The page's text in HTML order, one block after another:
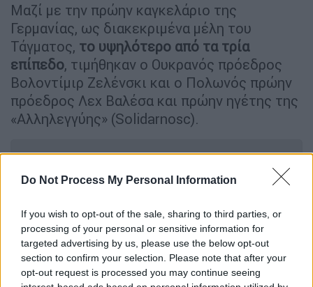
Do Not Process My Personal Information
If you wish to opt-out of the sale, sharing to third parties, or
processing of your personal or sensitive information for
targeted advertising by us, please use the below opt-out
section to confirm your selection. Please note that after your
opt-out request is processed you may continue seeing
Μαζί με την πρώην καγκελάριο της
Γερμανίας, ως διακεκριμένα μέλη του
Τάγματος, το υψηλότερο από τα τρία
επίπεδο, τιμήθηκαν ο Ουκρανός πρόεδρος
Βολοντίμιρ Ζελένσκι και ο Πολωνός πρώην
πρόεδρος Λεχ Βαλέσα και πρώην ηγέτης της
«Αλληλεγγύης» (Solidarnosc).
ΔΙΑΒΑΣΤΕ ΕΠΙΣΗΣ
19.05.2026 18:44
Ο Τραμπ σφίγγει τον κλοιό γύρω από
το Ιράν: Η νέα διορία και οι απειλές
χτυπημάτων - «Είναι δημοφιλής ο
πόλεμος»